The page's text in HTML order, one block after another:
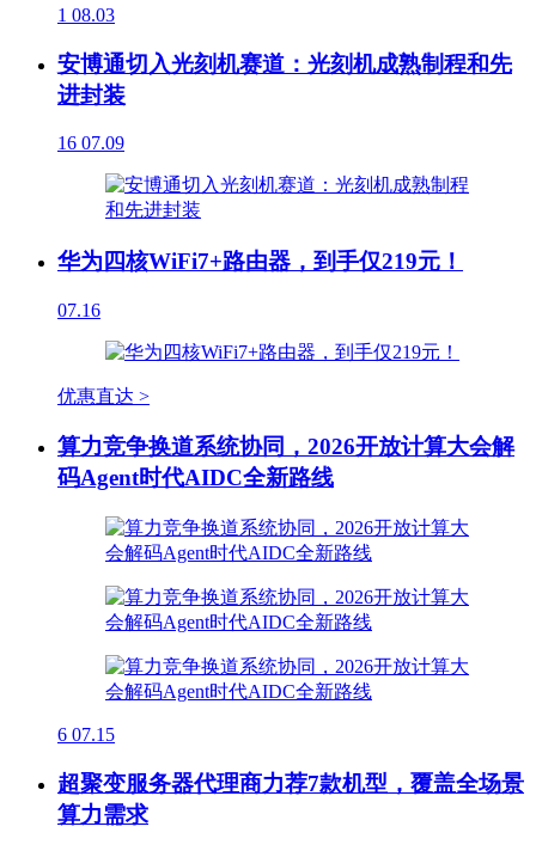
1 08.03
安博通切入光刻机赛道：光刻机成熟制程和先
进封装
16 07.09
华为四核WiFi7+路由器，到手仅219元！
07.16
优惠直达 >
算力竞争换道系统协同，2026开放计算大会解
码Agent时代AIDC全新路线
6 07.15
超聚变服务器代理商力荐7款机型，覆盖全场景
算力需求